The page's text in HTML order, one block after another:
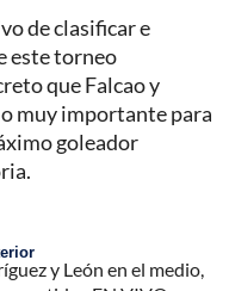
de clasificar e
este torneo
que Falcao y
muy importante para
goleador
y León en el medio,